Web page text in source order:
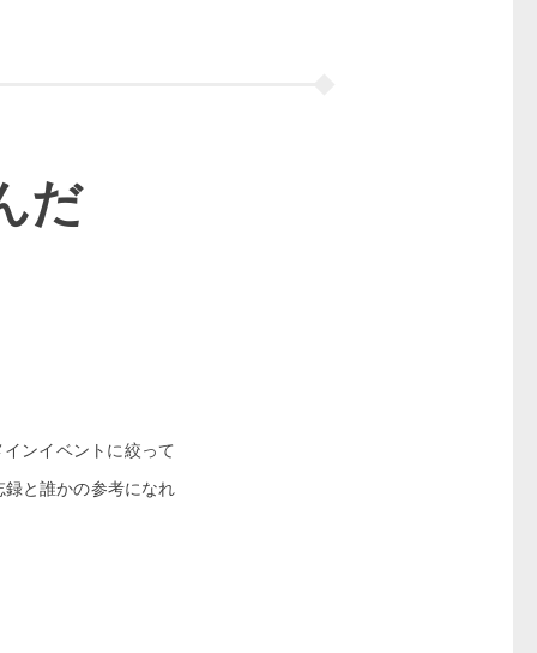
だ
ンイベントに絞って
と誰かの参考になれ